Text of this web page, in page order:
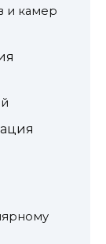
и камер